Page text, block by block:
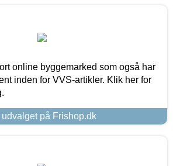
online byggemarked som også har
inden for VVS-artikler. Klik her for
udvalget på Frishop.dk